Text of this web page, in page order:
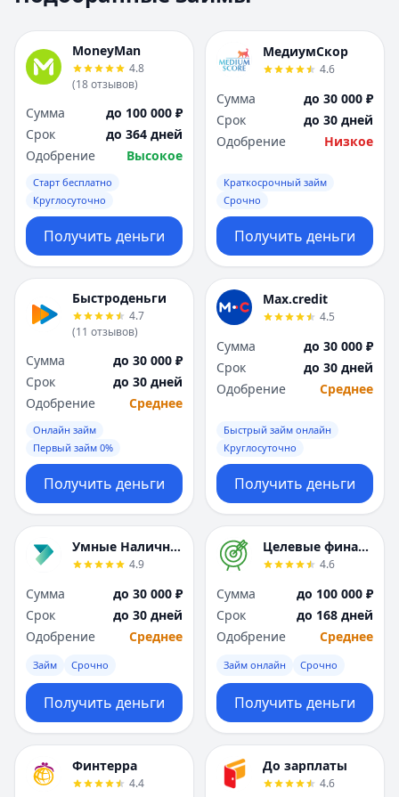
Н
Набережные Челны
Новокузнецк
Новосибирск
О
Оренбург
П
Пенза
Пермь
Р
Ростов-на-Дону
Рязань
Самара
Санкт-Петербург
Севастополь
Сочи
Сургут
Т
Тверь
Тольятти
Томск
Тула
Тюмень
Ульяновск
Уфа
Х
Хабаровск
Ч
Чебоксары
Челябинск
Чита
Н
Набережные
Новокузнецк
Новосибирск
О
Оренбург
Пенза
Пермь
Р
Ростов-на-Дону
Рязань
Самара
Санкт-Петербург
Севастополь
Сочи
Сургут
Т
Тверь
Тольятти
Томск
Тула
Тюмень
Ульяновск
Уфа
Х
Хабаровск
Ч
Чебоксары
Челябинск
Чита
MoneyMan
4.8
(18отзывов)
Сумма
до 100 000 ₽
Срок
до 364 дней
Одобрение
Высокое
Старт бесплатно
Круглосуточно
Получить деньги
МедиумСкор
4.6
Сумма
до 30 000 ₽
Срок
до 30 дней
Одобрение
Низкое
Краткосрочный займ
Срочно
Получить деньги
Быстроденьги
4.7
(11 отзывов)
Сумма
до 30 000 ₽
Срок
до 30 дней
Одобрение
Среднее
Онлайн займ
Первый займ 0%
Получить деньги
Max.credit
4.5
Сумма
до 30 000 ₽
Срок
до 30 дней
Одобрение
Среднее
Быстрый займ онлайн
Круглосуточно
Получить деньги
Умные Наличные
4.9
Сумма
до 30 000 ₽
Срок
до 30 дней
Одобрение
Среднее
Займ Срочно
Получить деньги
Целевые финансы
4.6
Сумма
до 100 000 ₽
Срок
до 168 дней
Одобрение
Среднее
Займ онлайн Срочно
Получить деньги
Финтерра
4.4
До зарплаты
4.6